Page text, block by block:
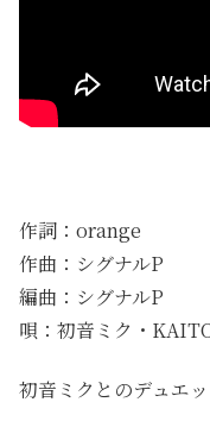
作詞：orange
作曲：シグナルP
編曲：シグナルP
唄：初音ミク・
初音ミクとのデュエッ